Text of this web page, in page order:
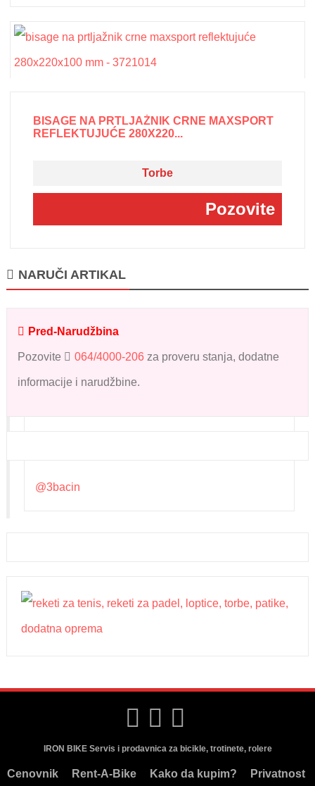
BISAGE NA PRTLJAŽNIK CRNE MAXSPORT
REFLEKTUJUĆE 280X220...
Torbe
Pozovite
NARUČI ARTIKAL
Pred-Narudžbina
Pozovite 064/4000-206 za proveru stanja, dodatne
informacije i narudžbine.
@3bacin
IRON BIKE Servis i prodavnica za bicikle, trotinete, rolere
Cenovnik Rent-A-Bike Kako da kupim? Privatnost